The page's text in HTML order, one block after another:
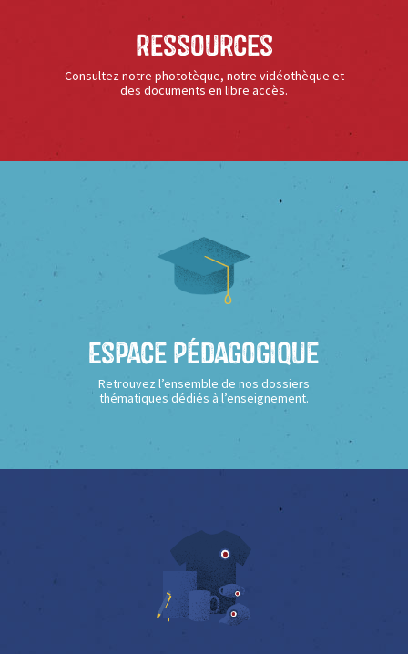
Ressources
Consultez notre phototèque, notre vidéothèque et
des documents en libre accès.
Espace Pédagogique
Retrouvez l’ensemble de nos dossiers
thématiques dédiés à l’enseignement.